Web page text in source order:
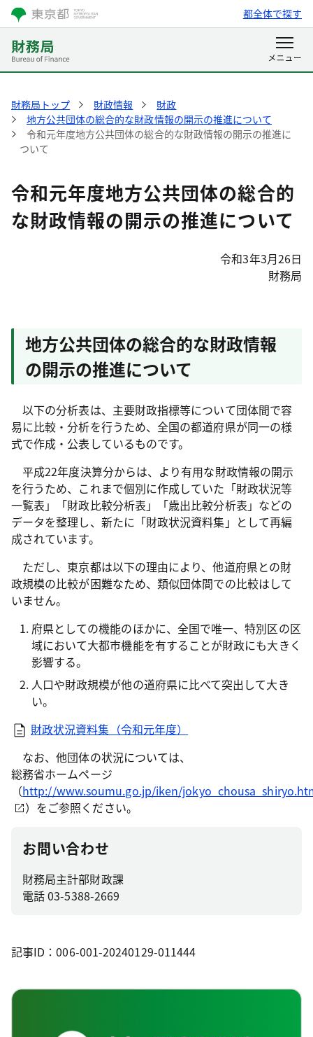
都全体で探す
財務局トップ 財政情報
財政
地方公共団体の総合的な財政情報の開示の推進について
令和元年度地方公共団体の総合的な財政情報の開示の推進に
ついて
令和元年度地方公共団体の総合的
な財政情報の開示の推進について
令和3年3月26日
財務局
地方公共団体の総合的な財政情報
の開示の推進について
以下の分析表は、主要財政指標等について団体間で容
易に比較・分析を行うため、全国の都道府県が同一の様
式で作成・公表しているものです。
平成22年度決算分からは、より有用な財政情報の開示
を行うため、これまで個別に作成していた「財政状況等
一覧表」「財政比較分析表」「歳出比較分析表」などの
データを整理し、新たに「財政状況資料集」として再編
成されています。
ただし、東京都は以下の理由により、他道府県との財
政規模の比較が困難なため、類似団体間での比較はして
いません。
府県としての機能のほかに、全国で唯一、特別区の区
域において大都市機能を有することが財政にも大きく
影響する。
人口や財政規模が他の道府県に比べて突出して大き
い。
財政状況資料集（令和元年度）
なお、他団体の状況については、
総務省ホームページ
（http://www.soumu.go.jp/iken/
）をご参照ください。
お問い合わせ
財務局主計部財政課
電話 03-5388-2669
記事ID：006-001-20240129-011444